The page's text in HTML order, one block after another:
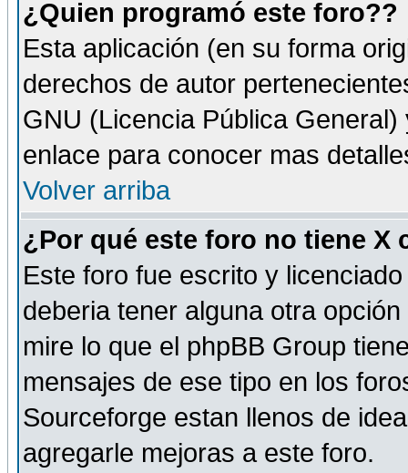
¿Quien programó este foro??
Esta aplicación (en su forma
derechos de autor
GNU (Licencia Pública
enlace para conocer mas
Volver arriba
¿Por qué este foro no tiene X
Este foro fue escrito y
deberia tener alguna otra
mire lo que el phpBB Group
mensajes de ese tipo en los
Sourceforge estan llenos de
agregarle mejoras a este foro.